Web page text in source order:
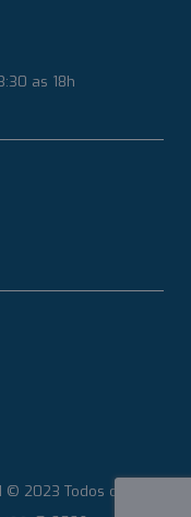
as 18h
© 2023 Todos os direitos